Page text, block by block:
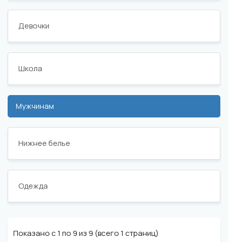
Девочки
Школа
Мужчинам
Нижнее белье
Одежда
Показано с 1 по 9 из 9 (всего 1 страниц)